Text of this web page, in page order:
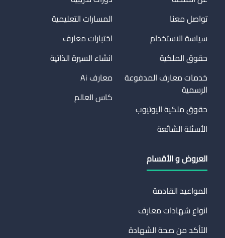
تواصل معنا
سياسة الاستخدام
حقوق الملكية
خدمات معارف المدفوعة
الرسمية
حقوق ملكية اليوتيوب
الأسئلة الشائعة
المسارات التعليمية
اختبارات معارف
انشاء السيرة الذاتية
معارف Ai
كاس العالم
العروض و الأقسام
المواعيد القادمة
انواع شهادات معارف
التأكد من صحة الشهادة